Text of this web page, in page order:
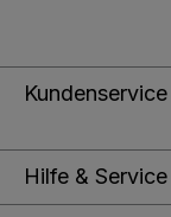
Kundenservice
Hilfe & Service